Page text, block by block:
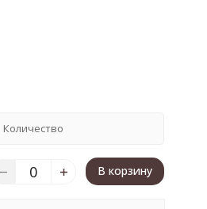
Количество
В корзину